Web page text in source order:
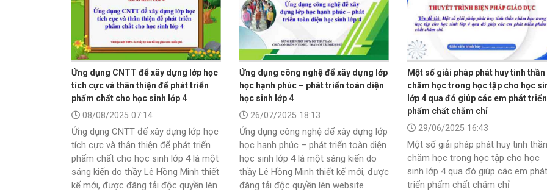
Ứng dụng CNTT để xây dựng lớp học
tích cực và thân thiện để phát triển
phẩm chất cho học sinh lớp 4
08/08/2025 07:14
Ứng dụng CNTT để xây dựng lớp học
tích cực và thân thiện để phát triển
phẩm chất cho học sinh lớp 4 là một
sáng kiến do thầy Lê Hồng Minh thiết
kế mới, được đăng tải độc quyền lên
Ứng dụng công nghệ để xây dựng lớp
học hạnh phúc – phát triển toàn diện
học sinh lớp 4
26/07/2025 18:13
Ứng dụng công nghệ để xây dựng lớp
học hạnh phúc – phát triển toàn diện
học sinh lớp 4 là một sáng kiến do
thầy Lê Hồng Minh thiết kế mới, được
đăng tải độc quyền lên website
Một số giải pháp phát huy tinh thần
chăm học trong học tập cho học
lớp 4 qua đó giúp các em phát triển
phẩm chất chăm chỉ
29/06/2025 16:43
Một số giải pháp phát huy tinh thần
chăm học trong học tập cho học
sinh lớp 4 qua đó giúp các em phát
triển phẩm chất chăm chỉ